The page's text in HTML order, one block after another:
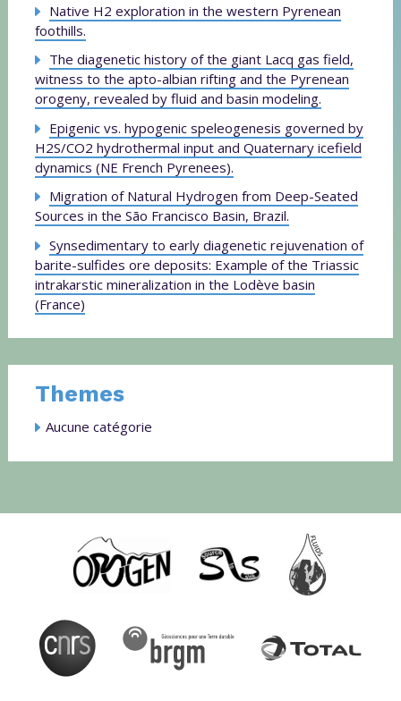
Native H2 exploration in the western Pyrenean
foothills.
The diagenetic history of the giant Lacq gas field,
witness to the apto-albian rifting and the Pyrenean
orogeny, revealed by fluid and basin modeling.
Epigenic vs. hypogenic speleogenesis governed by
H2S/CO2 hydrothermal input and Quaternary icefield
dynamics (NE French Pyrenees).
Migration of Natural Hydrogen from Deep-Seated
Sources in the São Francisco Basin, Brazil.
Synsedimentary to early diagenetic rejuvenation of
barite-sulfides ore deposits: Example of the Triassic
intrakarstic mineralization in the Lodève basin
(France)
Themes
Aucune catégorie